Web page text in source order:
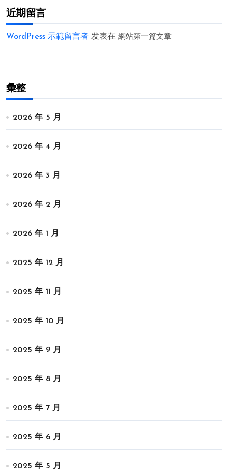
近期留言
WordPress 示範留言者 发表在 網站第一篇文章
彙整
2026 年 5 月
2026 年 4 月
2026 年 3 月
2026 年 2 月
2026 年 1 月
2025 年 12 月
2025 年 11 月
2025 年 10 月
2025 年 9 月
2025 年 8 月
2025 年 7 月
2025 年 6 月
2025 年 5 月